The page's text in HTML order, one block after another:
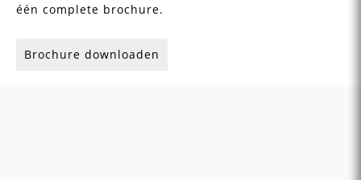
één complete brochure.
Brochure downloaden